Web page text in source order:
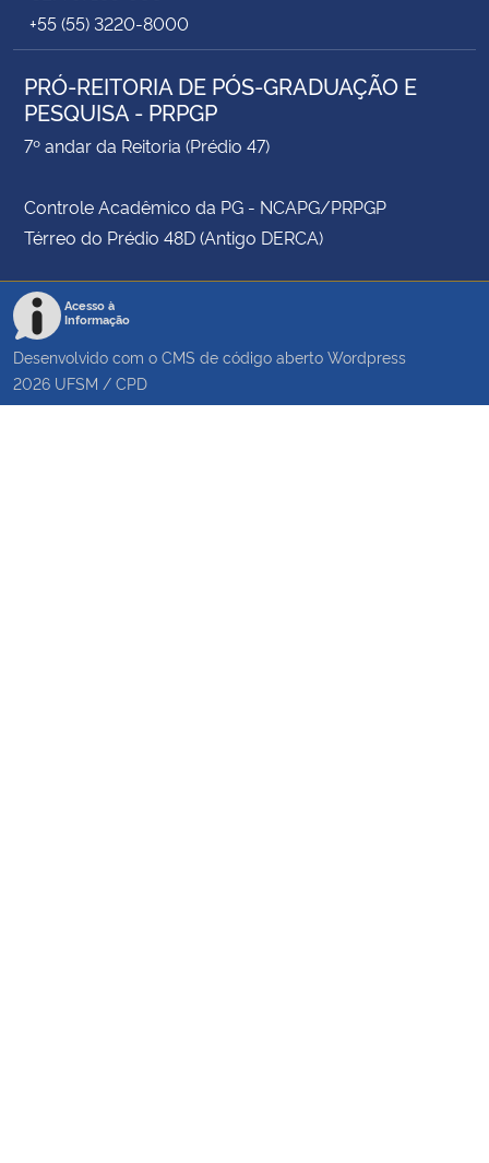
+55 (55) 3220-8000
PRÓ-REITORIA DE PÓS-GRADUAÇÃO E
PESQUISA - PRPGP
7º andar da Reitoria (Prédio 47)
Controle Acadêmico da PG - NCAPG/PRPGP
Térreo do Prédio 48D (Antigo DERCA)
Acesso à
Informação
Desenvolvido com o CMS de código aberto Wordpress
2026 UFSM / CPD